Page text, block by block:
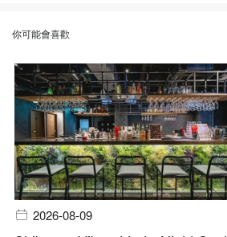
你可能會喜歡
2026-08-09